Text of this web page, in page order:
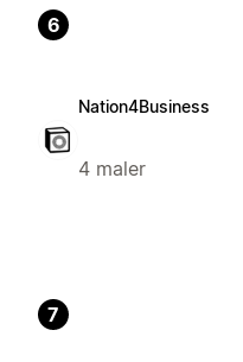
6
Nation4Business
4 maler
7